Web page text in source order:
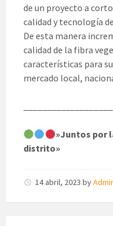
de un proyecto a
calidad y tecnología
De esta manera
calidad de la fibra
características para
mercado local,
»Juntos por
distrito»
14 abril, 2023 by